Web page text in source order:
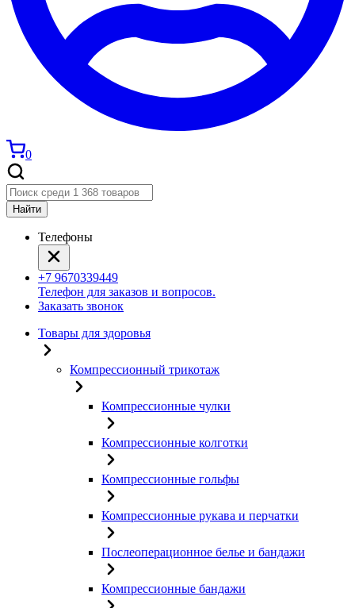
0
Найти
Телефоны
+7 9670339449
Телефон для заказов и вопросов.
Заказать звонок
Товары для здоровья
Компрессионный трикотаж
Компрессионные чулки
Компрессионные колготки
Компрессионные гольфы
Компрессионные рукава и перчатки
Послеоперационное белье и бандажи
Компрессионные бандажи